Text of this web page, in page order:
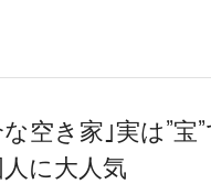
空き家｣実は”宝
に大人気